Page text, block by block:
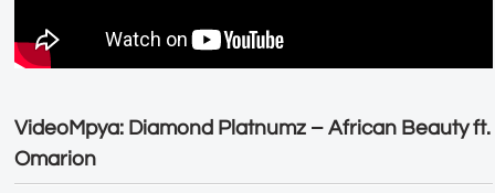
VideoMpya: Diamond Platnumz – African Beauty ft.
Omarion